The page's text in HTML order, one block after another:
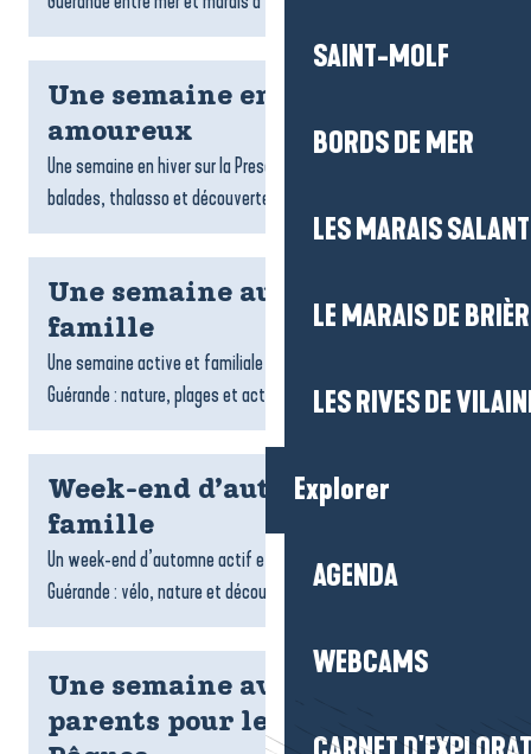
SAINT-MOLF
BORDS DE MER
LES MARAIS
LE MARAIS DE
LES RIVES DE
Explorer
AGENDA
WEBCAMS
Une semaine en hiver en
amoureux
Une semaine en hiver sur la Presqu’île de Guérande : nature,
balades, thalasso et découvertes pour un séjour à deux.
Une semaine au printemps en
famille
Une semaine active et familiale au printemps en Presqu’île de
Guérande : nature, plages et activités sportives.
Week-end d’automne en
famille
Un week-end d’automne actif et familial dans la Presqu’île de
Guérande : vélo, nature et découvertes.
Une semaine avec les grands-
parents pour les vacances de